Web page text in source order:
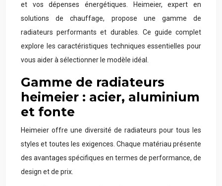
et vos dépenses énergétiques. Heimeier, expert en
solutions de chauffage, propose une gamme de
radiateurs performants et durables. Ce guide complet
explore les caractéristiques techniques essentielles pour
vous aider à sélectionner le modèle idéal.
Gamme de radiateurs
heimeier : acier, aluminium
et fonte
Heimeier offre une diversité de radiateurs pour tous les
styles et toutes les exigences. Chaque matériau présente
des avantages spécifiques en termes de performance, de
design et de prix.